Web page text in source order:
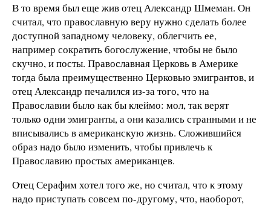
В то время был еще жив отец Александр Шмеман. Он
считал, что православную веру нужно сделать более
доступной западному человеку, облегчить ее,
например сократить богослужение, чтобы не было
скучно, и посты. Православная Церковь в Америке
тогда была преимущественно Церковью эмигрантов, и
отец Александр печалился из-за того, что на
Православии было как бы клеймо: мол, так верят
только одни эмигранты, а они казались странными и не
вписывались в американскую жизнь. Сложившийся
образ надо было изменить, чтобы привлечь к
Православию простых американцев.
Отец Серафим хотел того же, но считал, что к этому
надо приступать совсем по-другому, что, наоборот,